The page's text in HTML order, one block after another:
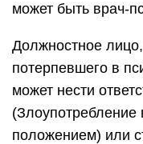
может быть врач-
Должностное
потерпевшего в
может нести
положением) или